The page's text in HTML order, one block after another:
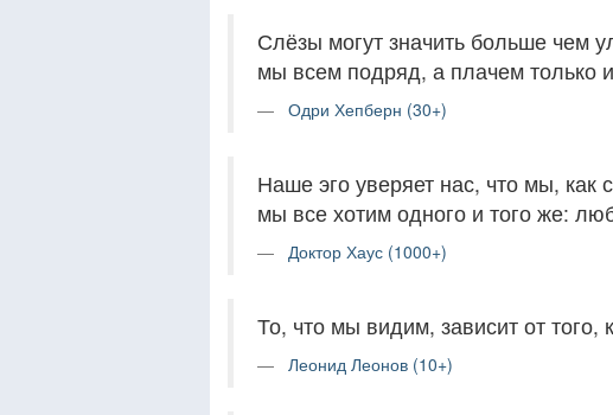
Слёзы могут значить больше чем
мы всем подряд, а плачем только
Одри Хепберн (30+)
Наше эго уверяет нас, что мы,
мы все хотим одного и того же:
Доктор Хаус (1000+)
То, что мы видим, зависит от того,
Леонид Леонов (10+)